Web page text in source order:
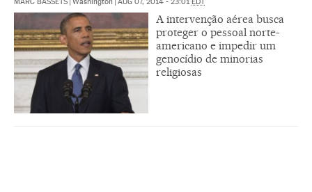
A intervenção aérea busca
proteger o pessoal norte-
americano e impedir um
genocídio de minorias
religiosas